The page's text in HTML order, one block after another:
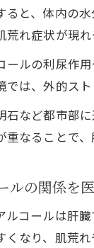
ると、体内の
れ症状が現れ
ールの利尿作
は、外的ス
石など都市部
なることで
ルの関係を
ルコールは肝
なり、肌荒